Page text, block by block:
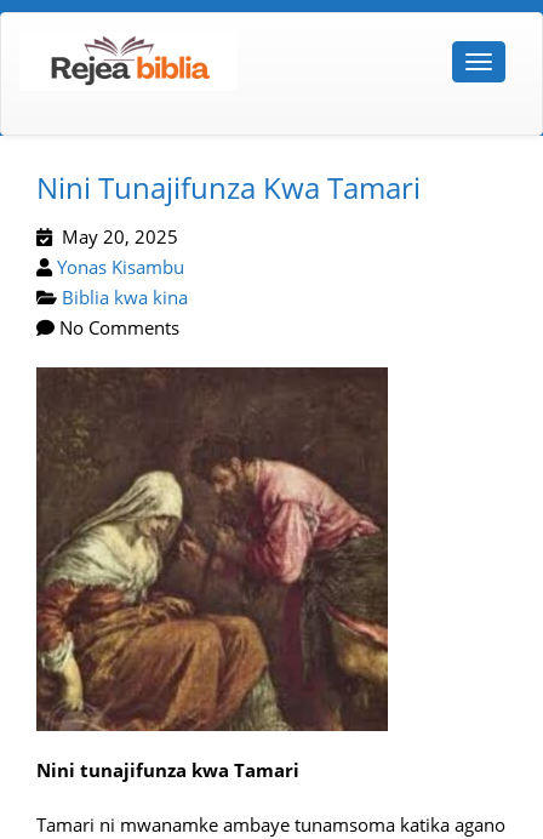
Nini Tunajifunza Kwa Tamari
May 20, 2025
Yonas Kisambu
Biblia kwa kina
No Comments
Nini tunajifunza kwa Tamari
Tamari ni mwanamke ambaye tunamsoma katika agano